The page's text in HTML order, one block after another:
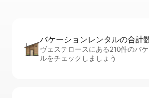
バケーションレ⁠ン⁠タ⁠ル⁠の合⁠計⁠
ヴェステロースにある210件のバ
ルをチェックしましょう